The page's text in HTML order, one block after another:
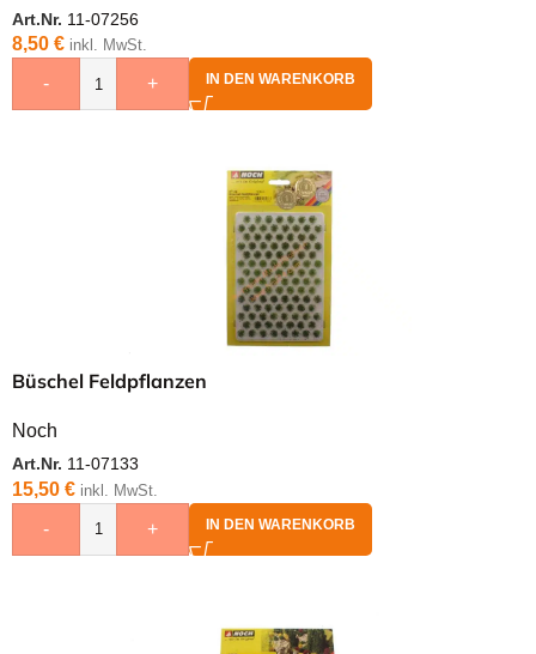
Art.Nr. 11-07256
8,50 € inkl. MwSt.
- + IN DEN WARENKORB
Büschel Feldpflanzen
Noch
Art.Nr. 11-07133
15,50 € inkl. MwSt.
- + IN DEN WARENKORB